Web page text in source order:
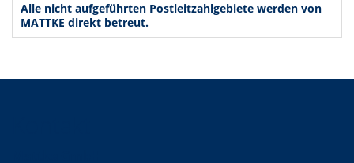
Alle nicht aufgeführten Postleitzahlgebiete werden von
MATTKE direkt betreut.